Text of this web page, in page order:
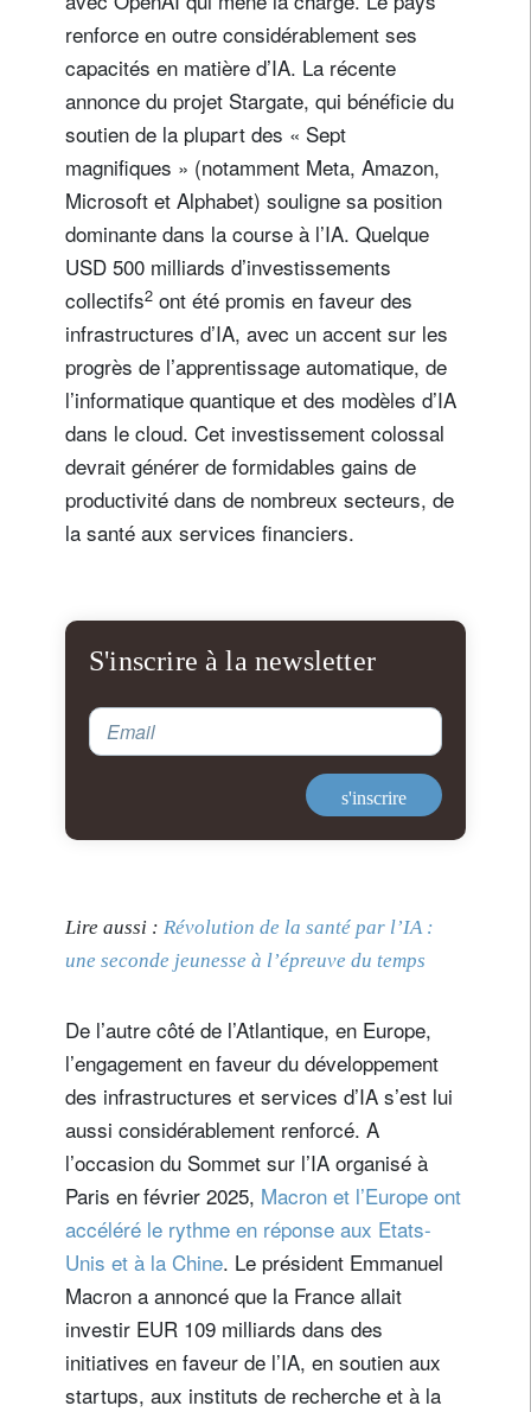
renforce en outre considérablement ses
capacités en matière d’IA. La récente
annonce du projet Stargate, qui bénéficie du
soutien de la plupart des « Sept
magnifiques » (notamment Meta, Amazon,
Microsoft et Alphabet) souligne sa position
dominante dans la course à l’IA. Quelque
USD 500 milliards d’investissements
collectifs2 ont été promis en faveur des
infrastructures d’IA, avec un accent sur les
progrès de l’apprentissage automatique, de
l’informatique quantique et des modèles d’IA
dans le cloud. Cet investissement colossal
devrait générer de formidables gains de
productivité dans de nombreux secteurs, de
la santé aux services financiers.
S'inscrire à la newsletter
Email
s'inscrire
Lire aussi : Révolution de la santé par l’IA :
une seconde jeunesse à l’épreuve du temps
De l’autre côté de l’Atlantique, en Europe,
l’engagement en faveur du développement
des infrastructures et services d’IA s’est lui
aussi considérablement renforcé. A
l’occasion du Sommet sur l’IA organisé à
Paris en février 2025, Macron et l’Europe ont
accéléré le rythme en réponse aux Etats-
Unis et à la Chine. Le président Emmanuel
Macron a annoncé que la France allait
investir EUR 109 milliards dans des
initiatives en faveur de l’IA, en soutien aux
startups, aux instituts de recherche et à la